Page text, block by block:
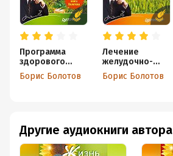
Программа
здорового
питания
академика
Борис Болотов
Лечение
желудочно-
кишечного
тракта по
Борис Болотов
Другие аудиокниги автора